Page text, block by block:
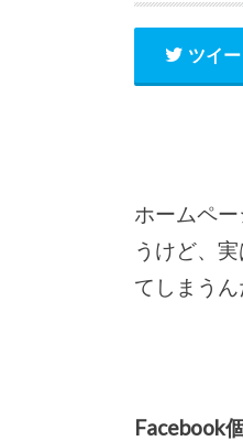
ツイー
ホームペ
うけど、
てしまうん
Facebook